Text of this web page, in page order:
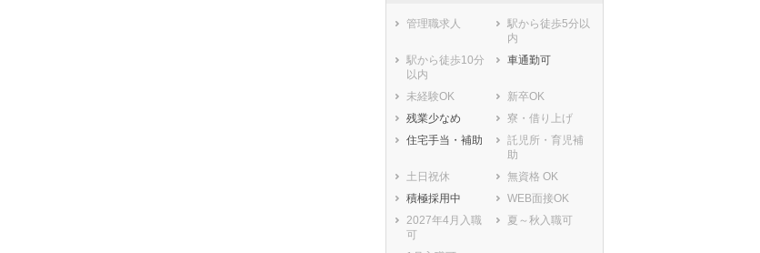
管理職求人
駅から徒歩5分以
内
駅から徒歩10分
以内
車通勤可
未経験OK
新卒OK
残業少なめ
寮・借り上げ
住宅手当・補助
託児所・育児補
助
土日祝休
無資格 OK
積極採用中
WEB面接OK
2027年4月入職
可
夏～秋入職可